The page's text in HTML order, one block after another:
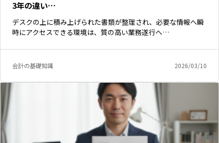
3年の違い…
デスクの上に積み上げられた書類が整理され、必要な情報へ瞬
時にアクセスできる環境は、質の高い業務遂行へ…
会計の基礎知識 2026/03/10